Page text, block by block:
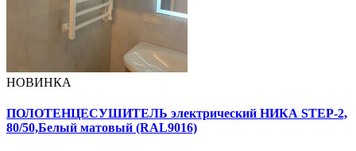
НОВИНКА
ПОЛОТЕНЦЕСУШИТЕЛЬ электрический НИКА STEP-2,
80/50,Белый матовый (RAL9016)